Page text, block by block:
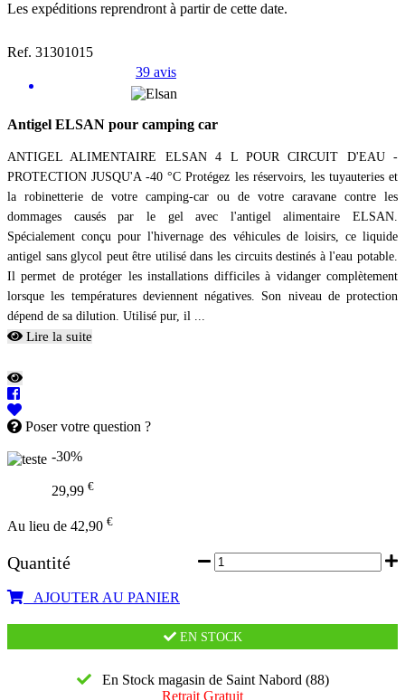
Les expéditions reprendront à partir de cette date.
Ref. 31301015
39 avis
Antigel ELSAN pour camping car
ANTIGEL ALIMENTAIRE ELSAN 4 L POUR CIRCUIT D'EAU -
PROTECTION JUSQU'A -40 °C Protégez les réservoirs, les tuyauteries et
la robinetterie de votre camping-car ou de votre caravane contre les
dommages causés par le gel avec l'antigel alimentaire ELSAN.
Spécialement conçu pour l'hivernage des véhicules de loisirs, ce liquide
antigel sans glycol peut être utilisé dans les circuits destinés à l'eau potable.
Il permet de protéger les installations difficiles à vidanger complètement
lorsque les températures deviennent négatives. Son niveau de protection
dépend de sa dilution. Utilisé pur, il ...
Lire la suite
Poser votre question ?
-30%
29,99 €
Au lieu de 42,90 €
Quantité
AJOUTER AU PANIER
EN STOCK
En Stock magasin de Saint Nabord (88)
Retrait Gratuit